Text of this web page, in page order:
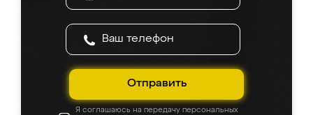
Отправить
Я соглашаюсь на передачу персональных